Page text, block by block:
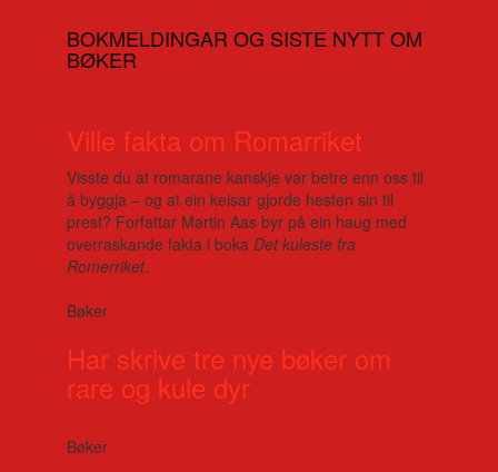
BOKMELDINGAR OG SISTE NYTT OM
BØKER
Ville fakta om Romarriket
Visste du at romarane kanskje var betre enn oss til
å byggja – og at ein keisar gjorde hesten sin til
prest? Forfattar Martin Aas byr på ein haug med
overraskande fakta i boka Det kuleste fra
Romerriket.
Bøker
Har skrive tre nye bøker om
rare og kule dyr
Bøker